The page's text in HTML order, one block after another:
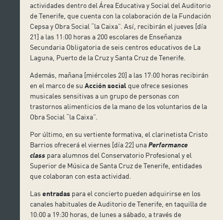
actividades dentro del Área Educativa y Social del Auditorio
de Tenerife, que cuenta con la colaboración de la Fundación
Cepsa y Obra Social “la Caixa”. Así, recibirán el jueves [día
21] a las 11:00 horas a 200 escolares de Enseñanza
Secundaria Obligatoria de seis centros educativos de La
Laguna, Puerto de la Cruz y Santa Cruz de Tenerife.
Además, mañana [miércoles 20] a las 17:00 horas recibirán
en el marco de suAcción social que ofrece sesiones
musicales sensitivas a un grupo de personas con
trastornos alimenticios de la mano de los voluntarios de la
Obra Social “la Caixa”.
Por último, en su vertiente formativa, el clarinetista Cristo
Barrios ofrecerá el viernes [día 22] unaPerformance
class para alumnos del Conservatorio Profesional y el
Superior de Música de Santa Cruz de Tenerife, entidades
que colaboran con esta actividad.
Lasentradas para el concierto pueden adquirirse en los
canales habituales de Auditorio de Tenerife, en taquilla de
10:00 a 19:30 horas, de lunes a sábado, a través de